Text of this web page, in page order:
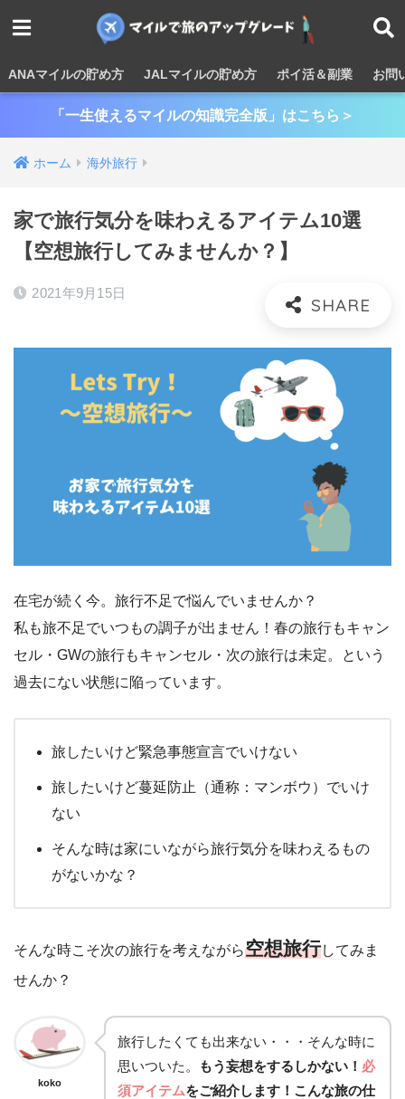
ANAマイルの貯め方 JALマイルの貯め方 ポイ活＆副業 お問
「一生使えるマイルの知識完全版」はこちら＞
ホーム 海外旅行
家で旅行気分を味わえるアイテム10選
【空想旅行してみませんか？】
2021年9月15日
在宅が続く今。旅行不足で悩んでいませんか？
私も旅不足でいつもの調子が出ません！春の旅行もキャン
セル・GWの旅行もキャンセル・次の旅行は未定。という
過去にない状態に陥っています。
旅したいけど緊急事態宣言でいけない
旅したいけど蔓延防止（通称：マンボウ）でいけ
ない
そんな時は家にいながら旅行気分を味わえるもの
がないかな？
そんな時こそ次の旅行を考えながら空想旅行してみま
せんか？
koko
旅行したくても出来ない・・・そんな時に
思いついた。
もう妄想をするしかない！ 必
須アイテムをご紹介します！こんな旅の仕